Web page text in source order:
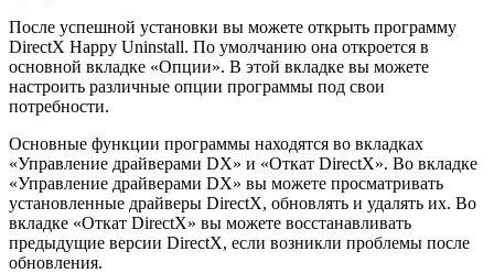
После успешной установки вы можете открыть программу
DirectX Happy Uninstall. По умолчанию она откроется в
основной вкладке «Опции». В этой вкладке вы можете
настроить различные опции программы под свои
потребности.
Основные функции программы находятся во вкладках
«Управление драйверами DX» и «Откат DirectX». Во вкладке
«Управление драйверами DX» вы можете просматривать
установленные драйверы DirectX, обновлять и удалять их. Во
вкладке «Откат DirectX» вы можете восстанавливать
предыдущие версии DirectX, если возникли проблемы после
обновления.